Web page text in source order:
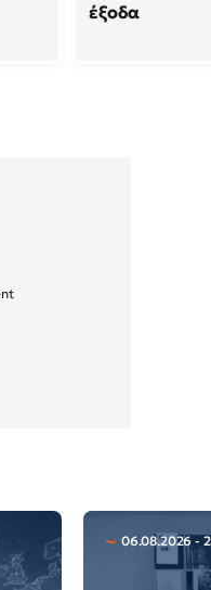
έξοδα
06.08.2026 -